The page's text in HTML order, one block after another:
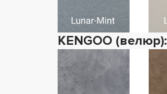
KENGOO (велюр):